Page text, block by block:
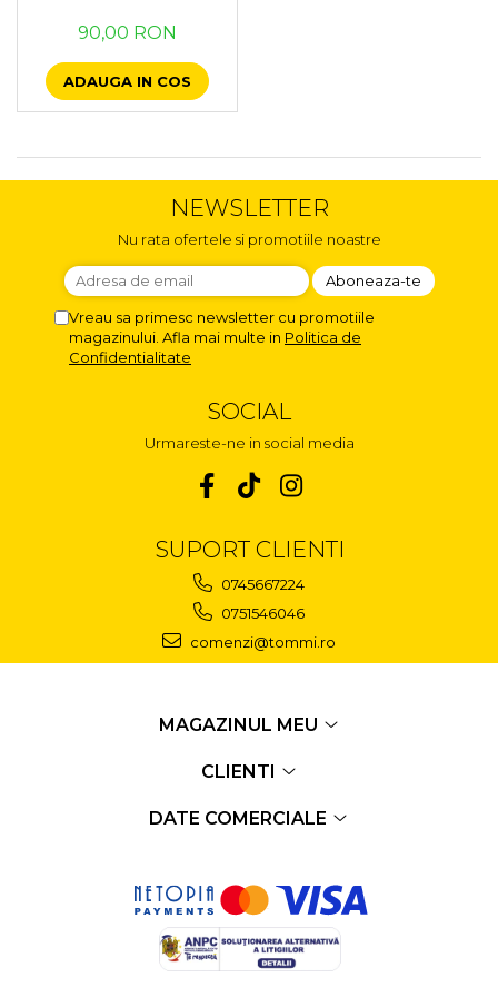
Try It Bibs Denmark
90,00 RON
ADAUGA IN COS
NEWSLETTER
Nu rata ofertele si promotiile noastre
Vreau sa primesc newsletter cu promotiile
magazinului. Afla mai multe in Politica de
Confidentialitate
SOCIAL
Urmareste-ne in social media
SUPORT CLIENTI
0745667224
0751546046
comenzi@tommi.ro
MAGAZINUL MEU
CLIENTI
DATE COMERCIALE